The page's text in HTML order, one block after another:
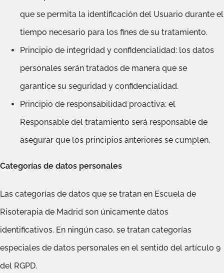
que se permita la identificación del Usuario durante el
tiempo necesario para los fines de su tratamiento.
Principio de integridad y confidencialidad: los datos
personales serán tratados de manera que se
garantice su seguridad y confidencialidad.
Principio de responsabilidad proactiva: el
Responsable del tratamiento será responsable de
asegurar que los principios anteriores se cumplen.
Categorías de datos personales
Las categorías de datos que se tratan en Escuela de
Risoterapia de Madrid son únicamente datos
identificativos. En ningún caso, se tratan categorías
especiales de datos personales en el sentido del artículo 9
del RGPD.